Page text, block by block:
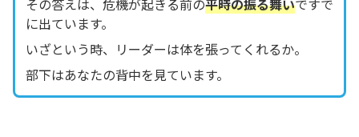
に出ています。
いざという時、リーダーは体を張ってくれるか。
部下はあなたの背中を見ています。